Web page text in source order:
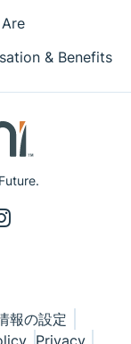
& Benefits
報の設定